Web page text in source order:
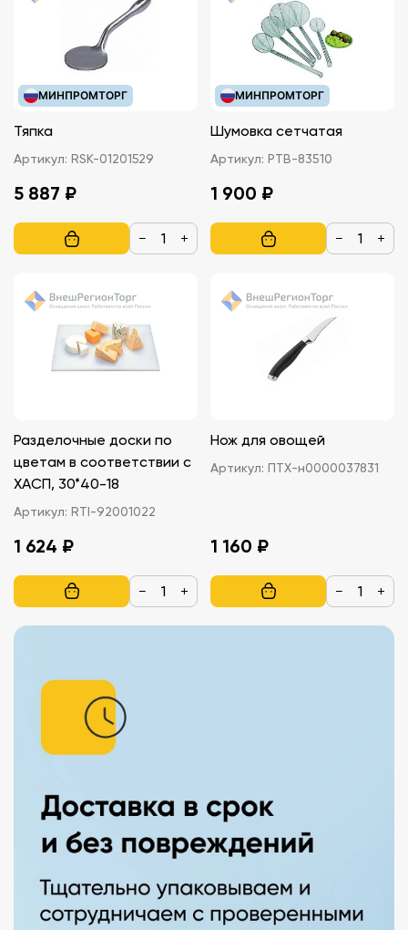
МИНПРОМТОРГ
Тяпка
Артикул: RSK-01201529
5 887 ₽
− +
МИНПРОМТОРГ
Шумовка сетчатая
Артикул: РТВ-83510
1 900 ₽
− +
Разделочные доски по
цветам в соответствии с
ХАСП, 30*40-18
Артикул: RTI-92001022
1 624 ₽
− +
Нож для овощей
Артикул: ПТХ-н0000037831
1 160 ₽
− +